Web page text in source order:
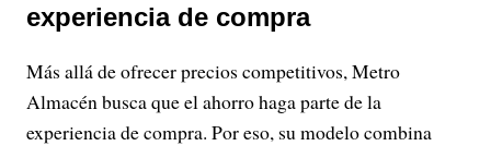
experiencia de compra
Más allá de ofrecer precios competitivos, Metro
Almacén busca que el ahorro haga parte de la
experiencia de compra. Por eso, su modelo combina